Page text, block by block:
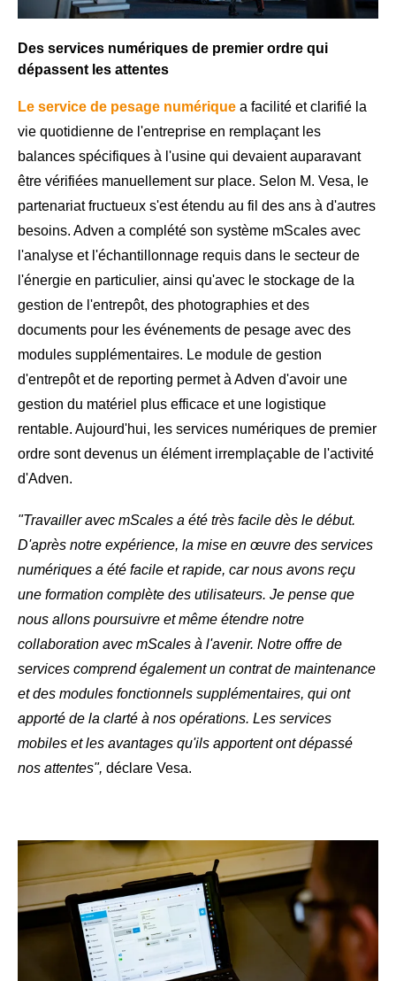
Des services numériques de premier ordre qui
dépassent les attentes
Le service de pesage numérique a facilité et clarifié la
vie quotidienne de l'entreprise en remplaçant les
balances spécifiques à l'usine qui devaient auparavant
être vérifiées manuellement sur place. Selon M. Vesa, le
partenariat fructueux s'est étendu au fil des ans à d'autres
besoins. Adven a complété son système mScales avec
l'analyse et l'échantillonnage requis dans le secteur de
l'énergie en particulier, ainsi qu'avec le stockage de la
gestion de l'entrepôt, des photographies et des
documents pour les événements de pesage avec des
modules supplémentaires. Le module de gestion
d'entrepôt et de reporting permet à Adven d'avoir une
gestion du matériel plus efficace et une logistique
rentable. Aujourd'hui, les services numériques de premier
ordre sont devenus un élément irremplaçable de l'activité
d'Adven.
"Travailler avec mScales a été très facile dès le début.
D'après notre expérience, la mise en œuvre des services
numériques a été facile et rapide, car nous avons reçu
une formation complète des utilisateurs. Je pense que
nous allons poursuivre et même étendre notre
collaboration avec mScales à l'avenir. Notre offre de
services comprend également un contrat de maintenance
et des modules fonctionnels supplémentaires, qui ont
apporté de la clarté à nos opérations. Les services
mobiles et les avantages qu'ils apportent ont dépassé
nos attentes", déclare Vesa.